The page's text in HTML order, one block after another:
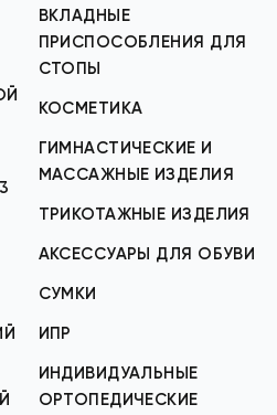
ВКЛАДНЫЕ
ПРИСПОСОБЛЕНИЯ ДЛЯ
СТОПЫ
КОСМЕТИКА
ГИМНАСТИЧЕСКИЕ И
МАССАЖНЫЕ ИЗДЕЛИЯ
ТРИКОТАЖНЫЕ ИЗДЕЛИЯ
АКСЕССУАРЫ ДЛЯ ОБУВИ
СУМКИ
ИПР
ИНДИВИДУАЛЬНЫЕ
ОРТОПЕДИЧЕСКИЕ